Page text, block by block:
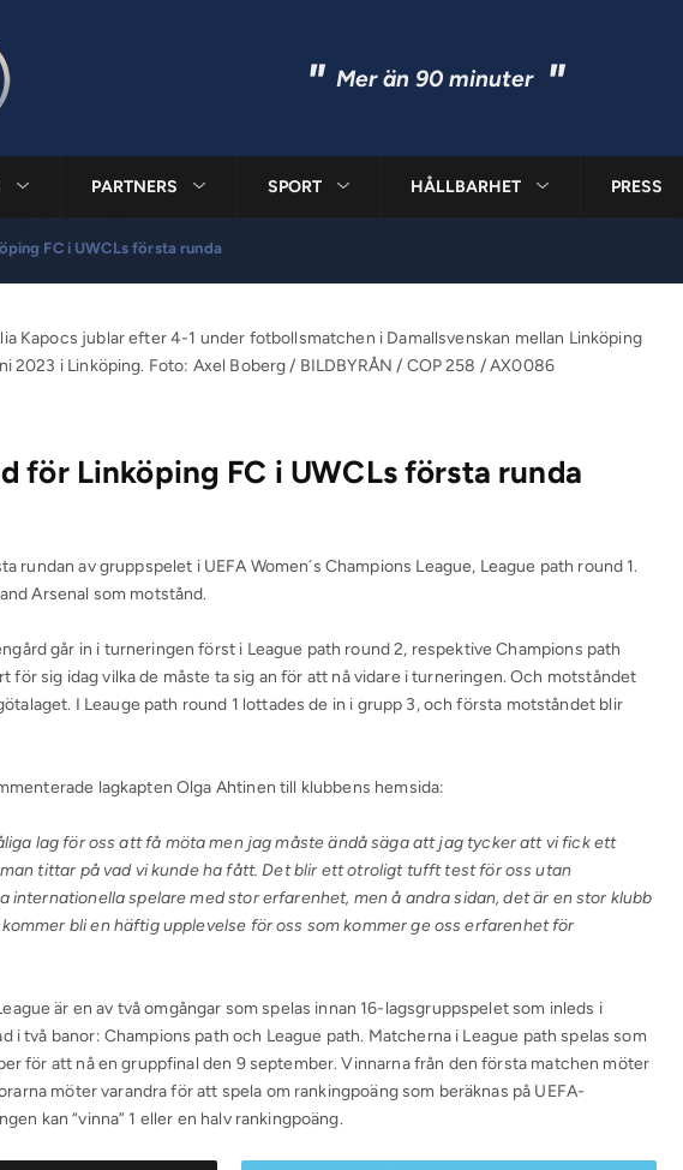
" Mer än 90 minuter "
PARTNERS SPORT HÅLLBARHET PRESS
FC i UWCLs första runda
Kapocs jublar efter 4-1 under fotbollsmatchen i Damallsvenskan mellan Linköping
2023 i Linköping. Foto: Axel Boberg / BILDBYRÅN / COP 258 / AX0086
för Linköping FC i UWCLs första runda
rundan av gruppspelet i UEFA Women´s Champions League, League path round 1.
Arsenal som motstånd.
går in i turneringen först i League path round 2, respektive Champions path
för sig idag vilka de måste ta sig an för att nå vidare i turneringen. Och motståndet
I Leauge path round 1 lottades de in i grupp 3, och första motståndet blir
lagkapten Olga Ahtinen till klubbens hemsida:
lag för oss att få möta men jag måste ändå säga att jag tycker att vi fick ett
tittar på vad vi kunde ha fått. Det blir ett otroligt tufft test för oss utan
internationella spelare med stor erfarenhet, men å andra sidan, det är en stor klubb
bli en häftig upplevelse för oss som kommer ge oss erfarenhet för
är en av två omgångar som spelas innan 16-lagsgruppspelet som inleds i
i två banor: Champions path och League path. Matcherna i League path spelas som
för att nå en gruppfinal den 9 september. Vinnarna från den första matchen möter
möter varandra för att spela om rankingpoäng som beräknas på UEFA-
kan “vinna” 1 eller en halv rankingpoäng.